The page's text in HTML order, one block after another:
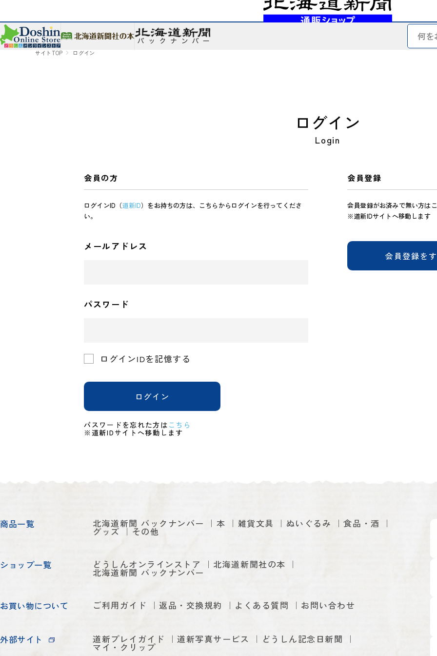
サイトTOP ログイン
ログイン
Login
会員の方
ログインID（道新ID）をお持ちの方は、こちらからログインを行ってくださ
い。
メールアドレス
パスワード
ログインIDを記憶する
ログイン
パスワードを忘れた方は こちら
※道新IDサイトへ移動します
会員登録
会員登録がお済みで無い方は
※道新IDサイトへ移動します
会員登録を
商品一覧 北海道新聞 バックナンバー 本 雑貨文具 ぬいぐるみ 食品・酒
グッズ その他
ショップ一覧 どうしんオンラインストア 北海道新聞社の本
北海道新聞 バックナンバー
お買い物について ご利用ガイド 返品・交換規約 よくある質問 お問い合わせ
外部サイト 道新プレイガイド 道新写真サービス どうしん記念日新聞
マイ・クリップ